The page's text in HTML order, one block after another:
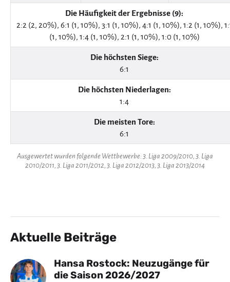
Die Häufigkeit der Ergebnisse (9):
2:2 (2, 20%), 6:1 (1, 10%), 3:1 (1, 10%), 4:1 (1, 10%), 1:2 (1, 10%),
(1, 10%), 1:4 (1, 10%), 2:1 (1, 10%), 1:0 (1, 10%)
Die höchsten Siege:
6:1
Die höchsten Niederlagen:
1:4
Die meisten Tore:
6:1
Ausgewertet wurden folgende Wettbewerbe: 3. Liga 2009/2010, 3. Liga
2010/2011, 3. Liga 2011/2012, 3. Liga 2012/2013, 3. Liga 2013/2014
Aktuelle Beiträge
Hansa Rostock: Neuzugänge für
die Saison 2026/2027